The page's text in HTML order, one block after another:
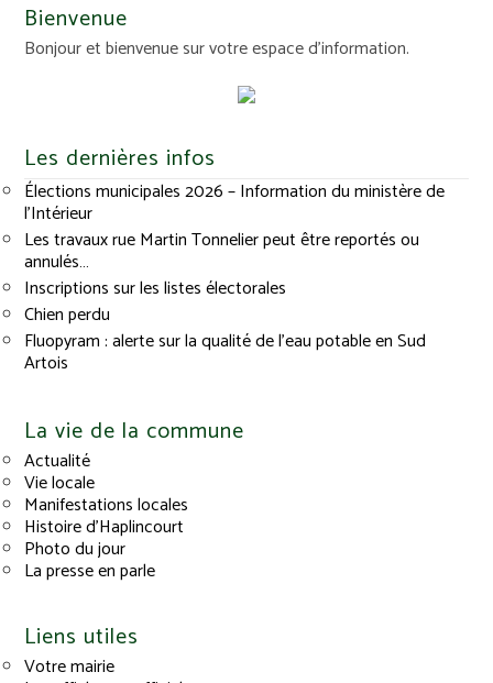
Bienvenue
Bonjour et bienvenue sur votre espace d'information.
Les dernières infos
Élections municipales 2026 – Information du ministère de
l’Intérieur
Les travaux rue Martin Tonnelier peut être reportés ou
annulés…
Inscriptions sur les listes électorales
Chien perdu
Fluopyram : alerte sur la qualité de l’eau potable en Sud
Artois
La vie de la commune
Actualité
Vie locale
Manifestations locales
Histoire d’Haplincourt
Photo du jour
La presse en parle
Liens utiles
Votre mairie